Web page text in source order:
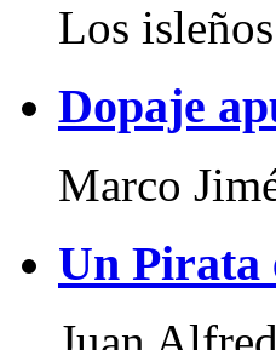
Los
Dopaje
Marco
Un Pirata